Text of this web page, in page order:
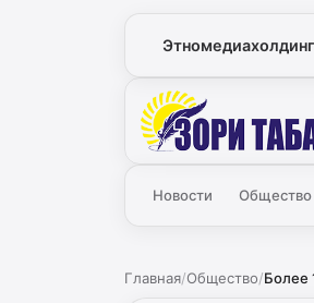
Этномедиахолдинг
Зори
Новости Общество
Главная/Общество/Более